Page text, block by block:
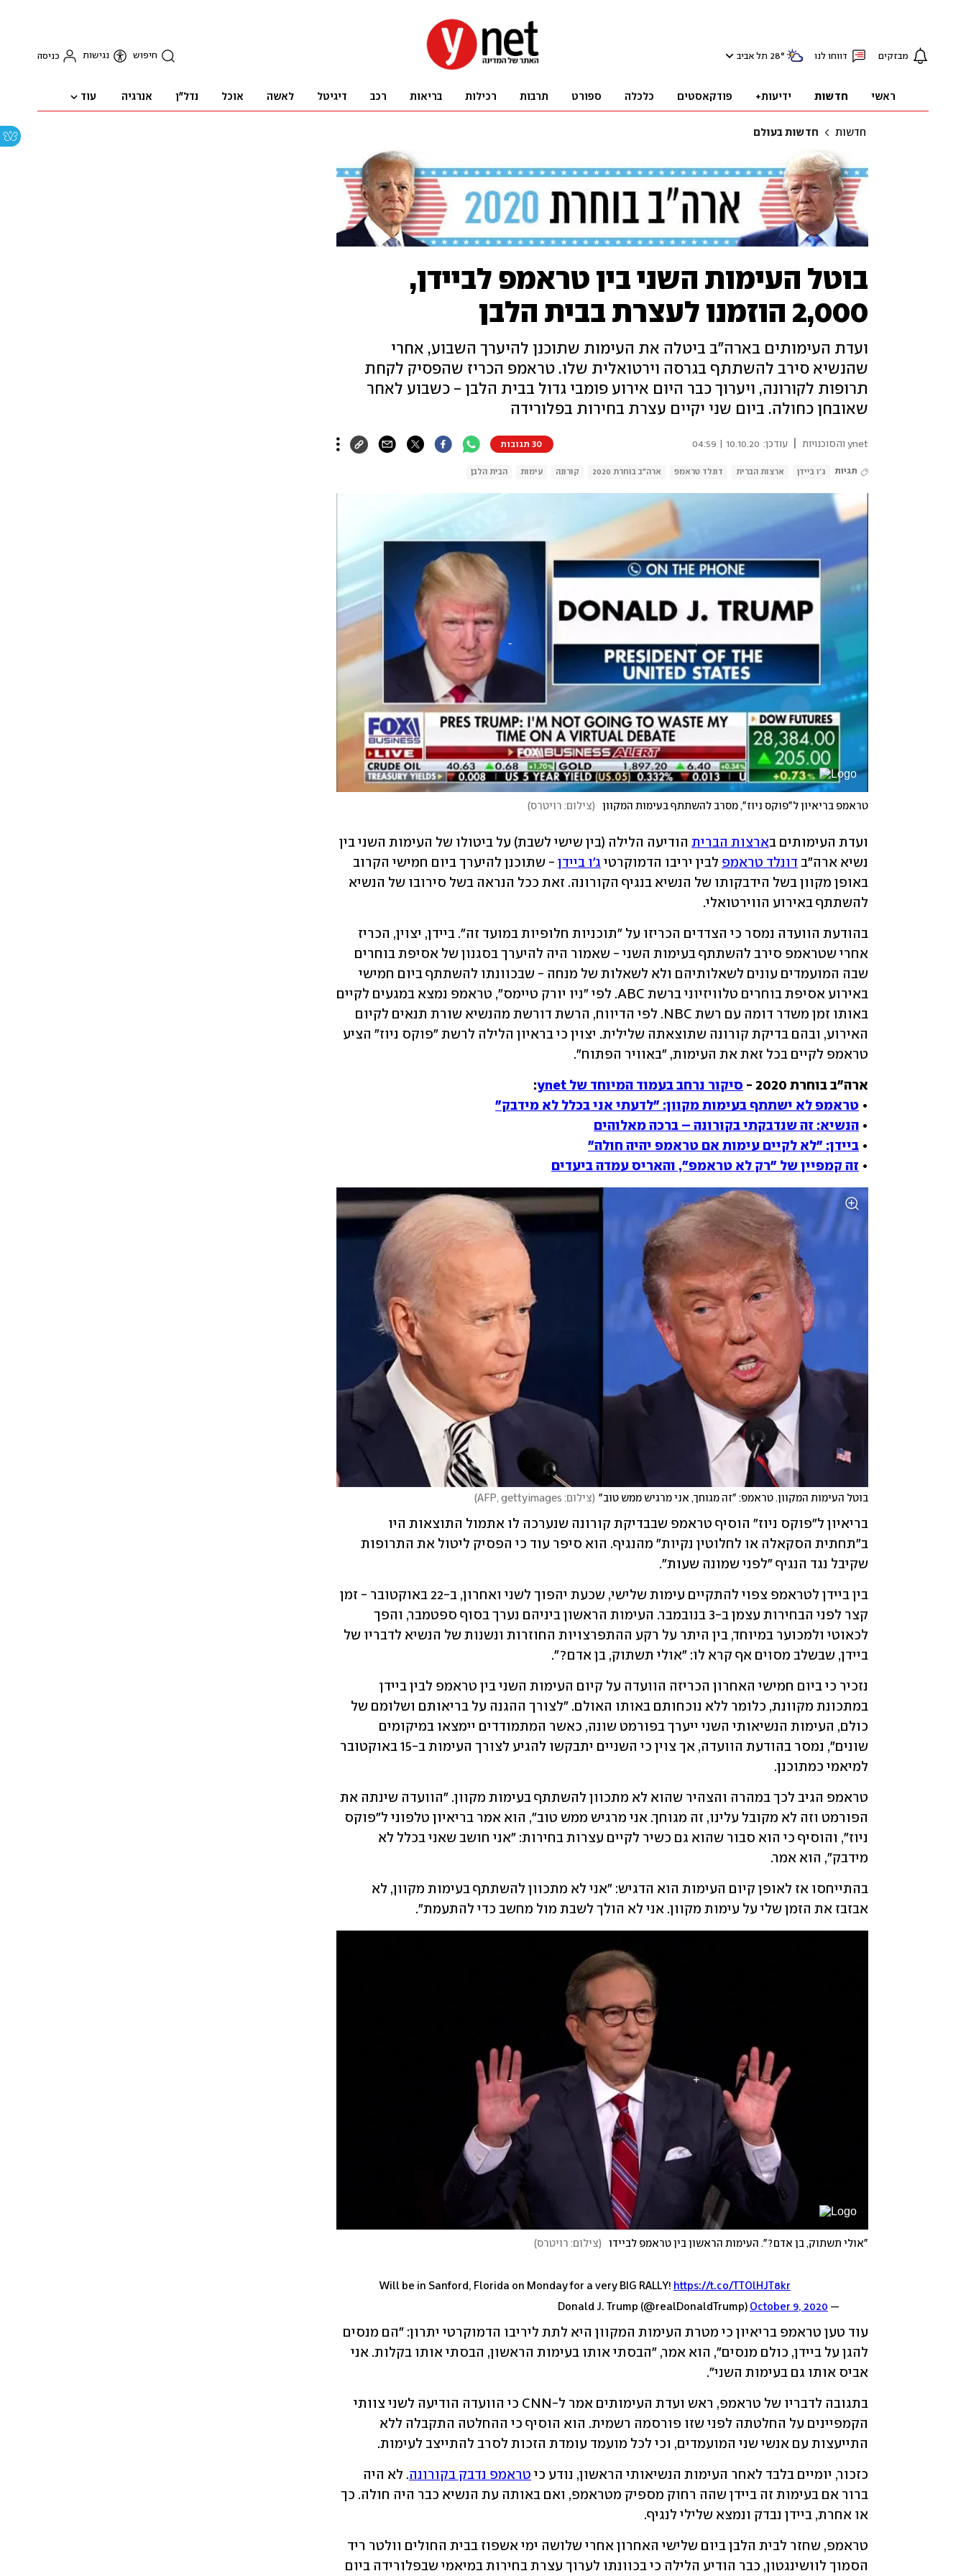
מבזקים דווחו לנו 28° תל אביב חיפוש נגישות כניסה
ראשי חדשות ידיעות+ פודקאסטים כלכלה ספורט תרבות רכילות בריאות רכב דיגיטל לאשה אוכל נדל"ן אנרגיה עוד
חדשות חדשות בעולם
בוטל העימות השני בין טראמפ לביידן,
2,000 הוזמנו לעצרת בבית הלבן
ועדת העימותים בארה"ב ביטלה את העימות שתוכנן להיערך השבוע, אחרי
שהנשיא סירב להשתתף בגרסה וירטואלית שלו. טראמפ הכריז שהפסיק לקחת
תרופות לקורונה, ויערוך כבר היום אירוע פומבי גדול בבית הלבן - כשבוע לאחר
שאובחן כחולה. ביום שני יקיים עצרת בחירות בפלורידה
ynet והסוכנויות עודכן: 10.10.20 | 04:59 30 תגובות
תגיות ג'ו ביידן ארצות הברית דונלד טראמפ ארה"ב בוחרת 2020 קורונה עימות הבית הלבן
טראמפ בריאיון ל"פוקס ניוז", מסרב להשתתף בעימות המקוון (צילום: רויטרס)
ועדת העימותים בארצות הברית
נשיא ארה"ב דונלד טראמפ לבין יריבו הדמוקרטי ג'ו ביידן
להשתתף באירוע הווירטואלי.
טראמפ לקיים בכל זאת את העימות, "באוויר הפתוח".
ארה"ב בוחרת 2020 - סיקור נרחב בעמוד המיוחד של ynet
:
• טראמפ לא ישתתף בעימות מקוון: "לדעתי אני בכלל לא מידבק"
• הנשיא: זה שנדבקתי בקורונה – ברכה מאלוהים
• ביידן: "לא לקיים עימות אם טראמפ יהיה חולה"
• זה קמפיין של "רק לא טראמפ", והאריס עמדה ביעדים
בוטל העימות המקוון. טראמפ: "זה מגוחך, אני מרגיש ממש טוב" (צילום: AFP, gettyimages )
שקיבל נגד הנגיף "לפני שמונה שעות".
ביידן, שבשלב מסוים אף קרא לו: "אולי תשתוק, בן אדם?".
למיאמי כמתוכנן.
מידבק", הוא אמר.
אבזבז את הזמן שלי על עימות מקוון. אני לא הולך לשבת מול מחשב כדי להתעמת".
"אולי תשתוק, בן אדם?". העימות הראשון בין טראמפ לביידו (צילום: רויטרס)
Will be in Sanford, Florida on Monday for a very BIG RALLY! https://t.co/TTOlHJT8kr
— Donald J. Trump (@realDonaldTrump)
October 9, 2020
אביס אותו גם בעימות השני".
התייעצות עם אנשי שני המועמדים, וכי לכל מועמד עומדת הזכות לסרב להתייצב לעימות.
כזכור, יומיים בלבד לאחר העימות הנשיאותי הראשון, נודע כי טראמפ נדבק בקורונה
או אחרת, ביידן נבדק ונמצא שלילי לנגיף.